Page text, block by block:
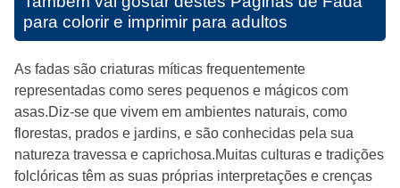
para colorir e imprimir para adultos
As fadas são criaturas míticas frequentemente
representadas como seres pequenos e mágicos com
asas.Diz-se que vivem em ambientes naturais, como
florestas, prados e jardins, e são conhecidas pela sua
natureza travessa e caprichosa.Muitas culturas e tradições
folclóricas têm as suas próprias interpretações e crenças